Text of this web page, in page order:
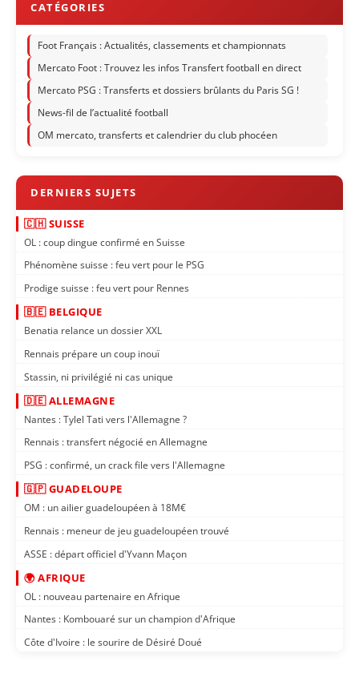
Foot Français : Actualités, classements et championnats
Mercato Foot : Trouvez les infos Transfert football en direct
Mercato PSG : Transferts et dossiers brûlants du Paris SG !
News-fil de l’actualité football
OM mercato, transferts et calendrier du club phocéen
🇨🇭 SUISSE
OL : coup dingue confirmé en Suisse
Phénomène suisse : feu vert pour le PSG
Prodige suisse : feu vert pour Rennes
🇧🇪 BELGIQUE
Benatia relance un dossier XXL
Rennais prépare un coup inouï
Stassin, ni privilégié ni cas unique
🇩🇪 ALLEMAGNE
Nantes : Tylel Tati vers l'Allemagne ?
Rennais : transfert négocié en Allemagne
PSG : confirmé, un crack file vers l'Allemagne
🇬🇵 GUADELOUPE
OM : un ailier guadeloupéen à 18M€
Rennais : meneur de jeu guadeloupéen trouvé
ASSE : départ officiel d'Yvann Maçon
🌍 AFRIQUE
OL : nouveau partenaire en Afrique
Nantes : Kombouaré sur un champion d'Afrique
Côte d'Ivoire : le sourire de Désiré Doué